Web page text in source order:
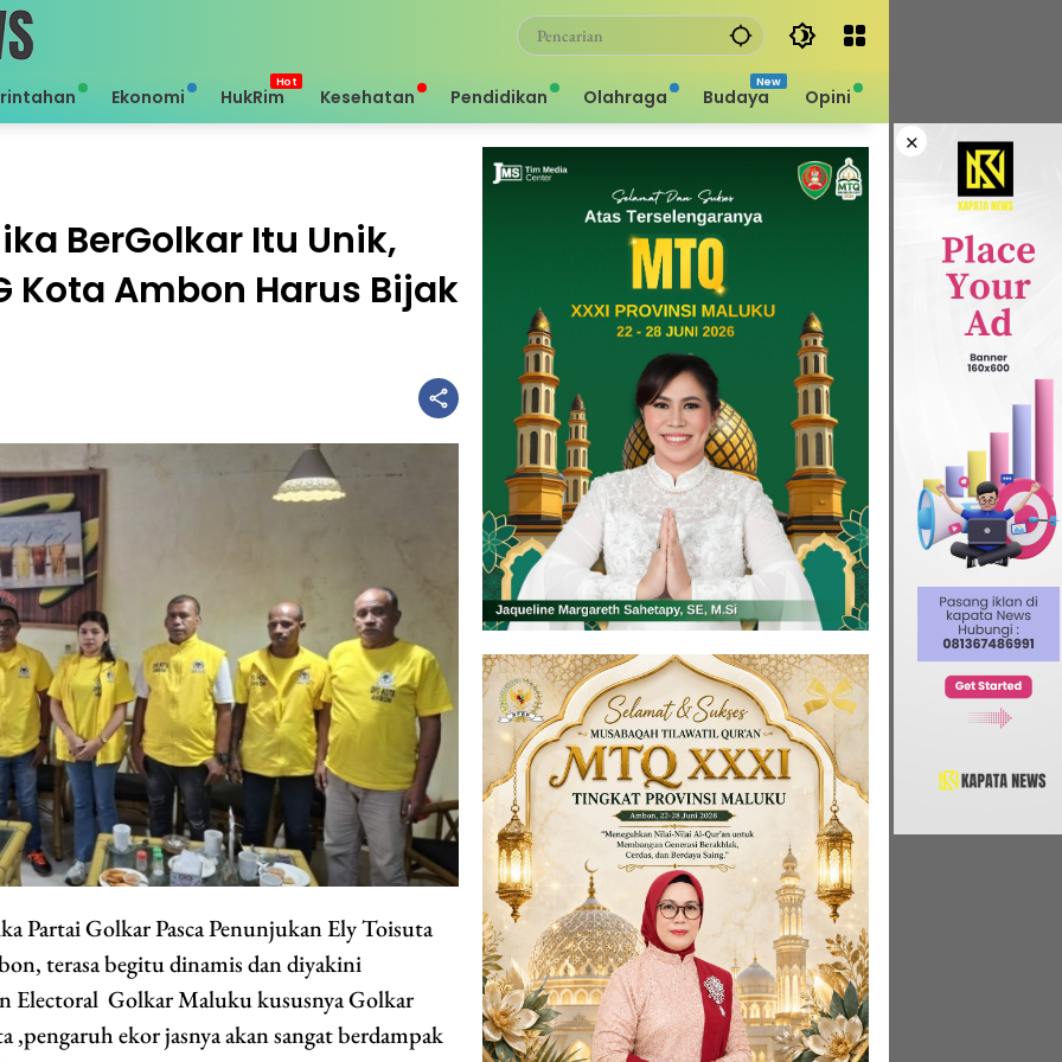
Ekonomi HukRim Kesehatan Pendidikan Olahraga Budaya Opini
×
BerGolkar Itu Unik,
Kota Ambon Harus Bijak
Partai Golkar Pasca Penunjukan Ely Toisuta
terasa begitu dinamis dan diyakini
Electoral Golkar Maluku kususnya Golkar
ekor jasnya akan sangat berdampak